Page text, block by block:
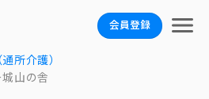
会員登録
所介護）
山の舎